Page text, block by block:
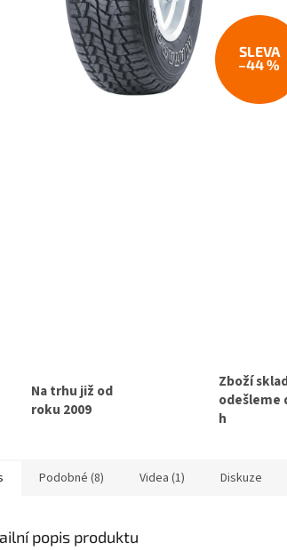
–44 %
Na trhu již od
roku 2009
Zboží
odešleme
h
Podobné (8) Videa (1) Diskuze
popis produktu